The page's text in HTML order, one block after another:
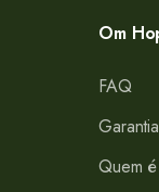
Om
FAQ
Quem